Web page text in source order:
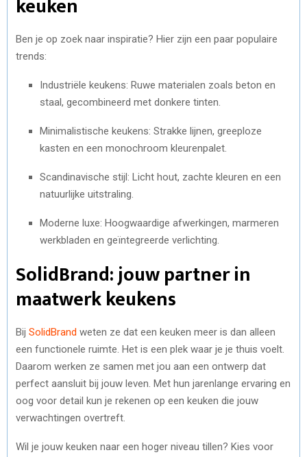
Ben je op zoek naar inspiratie? Hier zijn een paar populaire
trends:
Industriële keukens: Ruwe materialen zoals beton en
staal, gecombineerd met donkere tinten.
Minimalistische keukens: Strakke lijnen, greeploze
kasten en een monochroom kleurenpalet.
Scandinavische stijl: Licht hout, zachte kleuren en een
natuurlijke uitstraling.
Moderne luxe: Hoogwaardige afwerkingen, marmeren
werkbladen en geïntegreerde verlichting.
SolidBrand: jouw partner in
maatwerk keukens
Bij SolidBrand weten ze dat een keuken meer is dan alleen
een functionele ruimte. Het is een plek waar je je thuis voelt.
Daarom werken ze samen met jou aan een ontwerp dat
perfect aansluit bij jouw leven. Met hun jarenlange ervaring en
oog voor detail kun je rekenen op een keuken die jouw
verwachtingen overtreft.
Wil je jouw keuken naar een hoger niveau tillen? Kies voor